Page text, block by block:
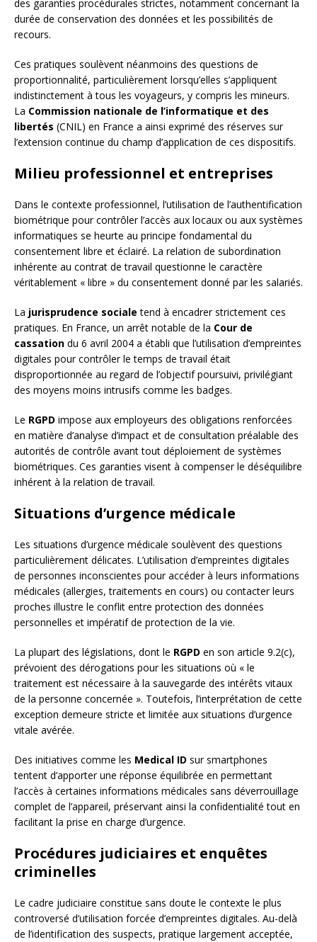
des garanties procédurales strictes, notamment concernant la
durée de conservation des données et les possibilités de
recours.
Ces pratiques soulèvent néanmoins des questions de
proportionnalité, particulièrement lorsqu’elles s’appliquent
indistinctement à tous les voyageurs, y compris les mineurs.
La Commission nationale de l’informatique et des
libertés (CNIL) en France a ainsi exprimé des réserves sur
l’extension continue du champ d’application de ces dispositifs.
Milieu professionnel et entreprises
Dans le contexte professionnel, l’utilisation de l’authentification
biométrique pour contrôler l’accès aux locaux ou aux systèmes
informatiques se heurte au principe fondamental du
consentement libre et éclairé. La relation de subordination
inhérente au contrat de travail questionne le caractère
véritablement « libre » du consentement donné par les salariés.
La jurisprudence sociale tend à encadrer strictement ces
pratiques. En France, un arrêt notable de la Cour de
cassation du 6 avril 2004 a établi que l’utilisation d’empreintes
digitales pour contrôler le temps de travail était
disproportionnée au regard de l’objectif poursuivi, privilégiant
des moyens moins intrusifs comme les badges.
Le RGPD impose aux employeurs des obligations renforcées
en matière d’analyse d’impact et de consultation préalable des
autorités de contrôle avant tout déploiement de systèmes
biométriques. Ces garanties visent à compenser le déséquilibre
inhérent à la relation de travail.
Situations d’urgence médicale
Les situations d’urgence médicale soulèvent des questions
particulièrement délicates. L’utilisation d’empreintes digitales
de personnes inconscientes pour accéder à leurs informations
médicales (allergies, traitements en cours) ou contacter leurs
proches illustre le conflit entre protection des données
personnelles et impératif de protection de la vie.
La plupart des législations, dont le RGPD en son article 9.2(c),
prévoient des dérogations pour les situations où « le
traitement est nécessaire à la sauvegarde des intérêts vitaux
de la personne concernée ». Toutefois, l’interprétation de cette
exception demeure stricte et limitée aux situations d’urgence
vitale avérée.
Des initiatives comme les Medical ID sur smartphones
tentent d’apporter une réponse équilibrée en permettant
l’accès à certaines informations médicales sans déverrouillage
complet de l’appareil, préservant ainsi la confidentialité tout en
facilitant la prise en charge d’urgence.
Procédures judiciaires et enquêtes
criminelles
Le cadre judiciaire constitue sans doute le contexte le plus
controversé d’utilisation forcée d’empreintes digitales. Au-delà
de l’identification des suspects, pratique largement acceptée,